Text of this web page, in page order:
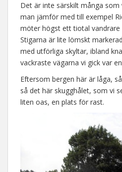
Det är inte särskilt många
man jämför med till exempel
möter högst ett tiotal vandrare
Stigarna är lite lömskt
med utförliga skyltar, ibland
vackraste vägarna vi gick var
Eftersom bergen här är låga,
så det här skugghålet, som vi
liten oas, en plats för rast.